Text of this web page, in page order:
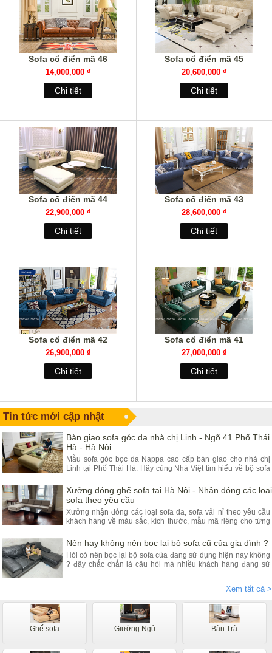
Sofa cổ điển mã 46
14,000,000 ₫
Chi tiết
Sofa cổ điển mã 45
20,600,000 ₫
Chi tiết
Sofa cổ điển mã 44
22,900,000 ₫
Chi tiết
Sofa cổ điển mã 43
28,600,000 ₫
Chi tiết
Sofa cổ điển mã 42
26,900,000 ₫
Chi tiết
Sofa cổ điển mã 41
27,000,000 ₫
Chi tiết
Tin tức mới cập nhật
Bàn giao sofa góc da nhà chị Linh - Ngõ 41 Phố Thái
Hà - Hà Nội
Mẫu sofa góc bọc da Nappa cao cấp bàn giao cho nhà chị
Linh tại Phố Thái Hà. Hãy cùng Nhà Việt tìm hiểu về bộ sofa
góc da và ưu điểm của sản phẩm.
Xưởng đóng ghế sofa tại Hà Nội - Nhận đóng các loại
sofa theo yêu cầu
Xưởng nhận đóng các loại sofa da, sofa vải nỉ theo yêu cầu
khách hàng về màu sắc, kích thước, mẫu mã riêng cho từng
khách hàng. Quý khách đang có nhu cầu tìm xưởng sofa hãy
tham khảo bài viết dưới đây.
Nên hay không nên bọc lại bộ sofa cũ của gia đình ?
Hỏi có nên bọc lại bộ sofa của đang sử dụng hiện nay không
? đây chắc chắn là câu hỏi mà nhiều khách hàng đang sử
Xem tất cả >
Ghế sofa Giường Ngủ Bàn Trà